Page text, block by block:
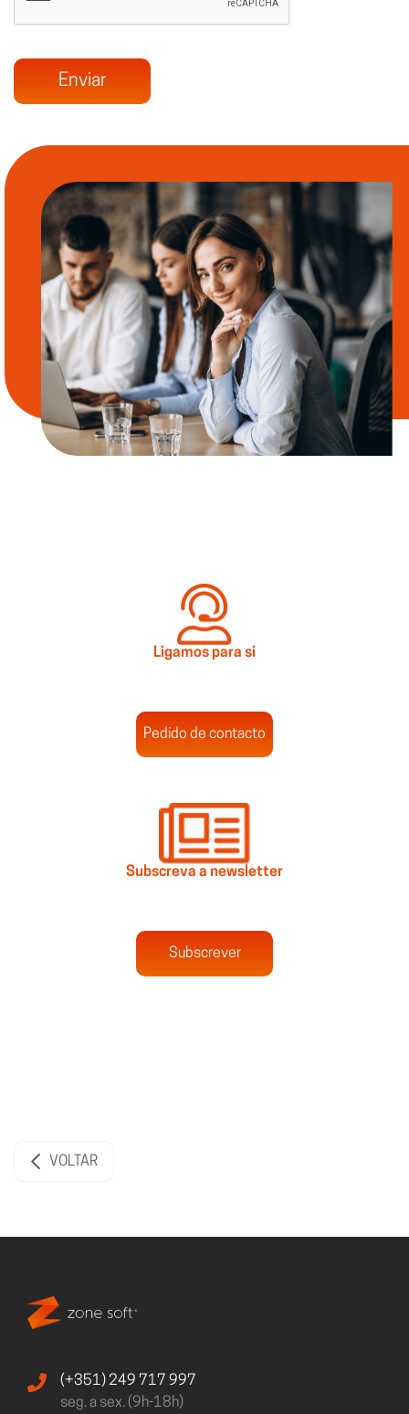
Enviar
Ligamos para si
Pedido de contacto
Subscreva a newsletter
Subscrever
VOLTAR
(+351) 249 717 997
seg. a sex. (9h-18h)